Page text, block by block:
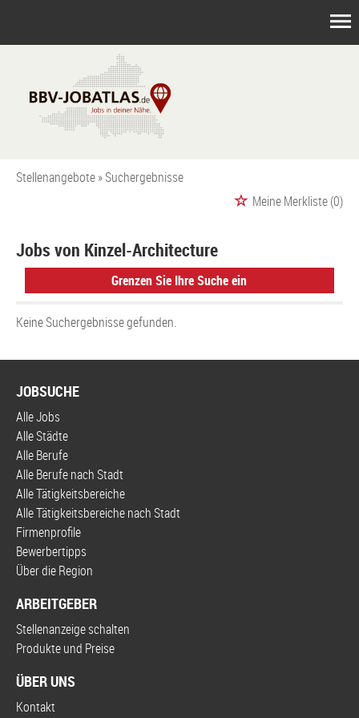
Stellenangebote Suchergebnisse
Meine Merkliste(0)
Jobs von Kinzel-Architecture
Grenzen Sie Ihre Suche ein
Keine Suchergebnisse gefunden.
JOBSUCHE
Alle Jobs
Alle Städte
Alle Berufe
Alle Berufe nach Stadt
Alle Tätigkeitsbereiche
Alle Tätigkeitsbereiche nach Stadt
Firmenprofile
Bewerbertipps
Über die Region
ARBEITGEBER
Stellenanzeige schalten
Produkte und Preise
ÜBER UNS
Kontakt